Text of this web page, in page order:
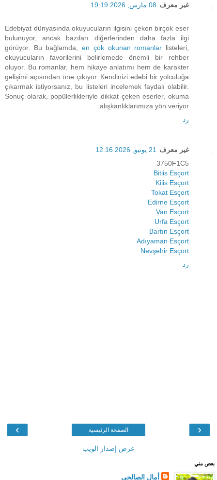
غير معرف 08 مارس, 2026 19:19
Edebiyat dünyasında okuyucuların ilgisini çeken birçok eser
bulunuyor, ancak bazıları diğerlerinden daha fazla ilgi
görüyor. Bu bağlamda,en çok okunan romanlar listeleri,
okuyucuların favorilerini belirlemede önemli bir rehber
oluyor. Bu romanlar, hem hikaye anlatımı hem de karakter
gelişimi açısından öne çıkıyor. Kendinizi edebi bir yolculuğa
çıkarmak istiyorsanız, bu listeleri incelemek faydalı olabilir.
Sonuç olarak, popülerlikleriyle dikkat çeken eserler, okuma
alışkanlıklarımıza yön veriyor.
رد
غير معرف
21 يونيو, 2026 12:16
3750F1C5
Bitlis Esçort
Kilis Esçort
Tokat Esçort
Edirne Esçort
Van Esçort
Urfa Esçort
Bartın Esçort
Adıyaman Esçort
Nevşehir Esçort
رد
‹
› الصفحة الرئيسية
عرض إصدار الويب
بعض مني
أمال الصالحي